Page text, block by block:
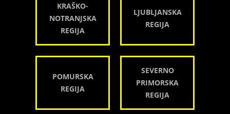
KRAŠKO-
NOTRANJSKA
REGIJA
LJUBLJANSKA
REGIJA
POMURSKA
REGIJA
SEVERNO
PRIMORSKA
REGIJA